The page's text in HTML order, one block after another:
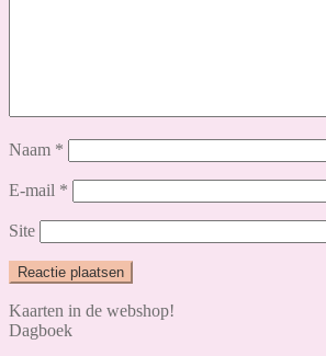
Naam *
E-mail *
Site
Kaarten in de webshop!
Dagboek